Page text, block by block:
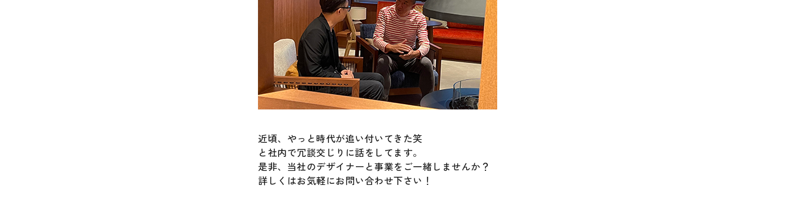
近頃、やっと時代が追い付いてきた笑
と社内で冗談交じりに話をしてます。
是非、当社のデザイナーと事業をご一緒しませんか？
詳しくはお気軽にお問い合わせ下さい！